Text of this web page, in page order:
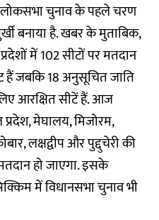
चुनाव के पहले चरण
बनाया है. खबर के मुताबिक,
में 102 सीटों पर मतदान
हैं जबकि 18 अनुसूचित जाति
आरक्षित सीटें हैं. आज
मेघालय, मिजोरम,
लक्षद्वीप और पुद्दुचेरी की
हो जाएगा. इसके
में विधानसभा चुनाव भी